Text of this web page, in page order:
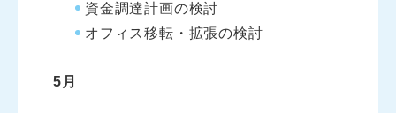
資金調達計画の検討
オフィス移転・拡張の検討
5月